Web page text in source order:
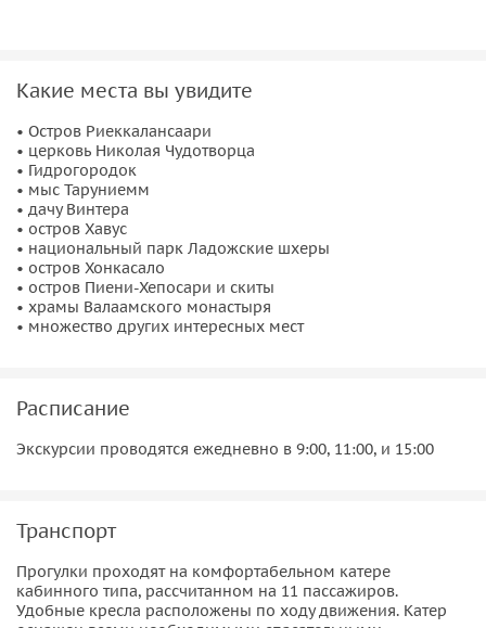
• На обратном пути мы обязательно полюбуемся с воды
на остров Всех Святых и его
Далее в заповедные и секретные уголки национального
парка Ладожские шхеры.
Во время прогулки мы можем останавливаться, подходить
к интересным местам и выходить на острова по вашей
просьбе (если не на рейде и это не противоречит технике
безопасности), можно выйти на палубу поснимать фото и
видео.
Какие места вы увидите
• Остров Риеккалансаари
• церковь Николая Чудотворца
• Гидрогородок
• мыс Таруниемм
• дачу Винтера
• остров Хавус
• национальный парк Ладожские шхеры
• остров Хонкасало
• остров Пиени-Хепосари и скиты
• храмы Валаамского монастыря
• множество других интересных мест
Расписание
Экскурсии проводятся ежедневно в 9:00, 11:00, и 15:00
Транспорт
Прогулки проходят на комфортабельном катере
кабинного типа, рассчитанном на 11 пассажиров.
Удобные кресла расположены по ходу движения. Катер